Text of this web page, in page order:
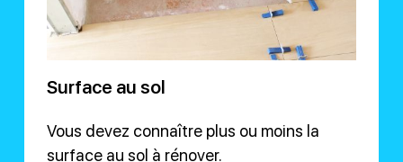
Surface au sol
Vous devez connaître plus ou moins la
surface au sol à rénover.